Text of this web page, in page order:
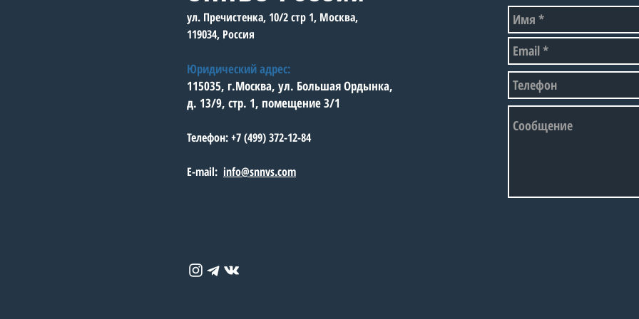
ул. Пречистенка, 10/2 стр 1, Москва,
119034, Россия
Юридический адрес:
115035, г.Москва, ул. Большая Ордынка,
д. 13/9, стр. 1, помещение 3/1
Телефон: +7 (499) 372-12-84
E-mail: info@snnvs.com